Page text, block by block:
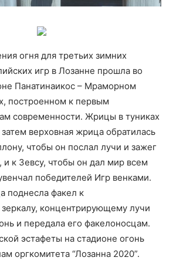
огня для третьих зимних
игр в Лозанне прошла во
Панатинаикос – Мраморном
построенном к первым
современности. Жрицы в туниках
верховная жрица обратилась
чтобы он послал лучи и зажег
к Зевсу, чтобы он дал мир всем
победителей Игр венками.
поднесла факел к
концентрирующему лучи
и передала его факелоносцам.
эстафеты на стадионе огонь
оргкомитета “Лозанна 2020”.